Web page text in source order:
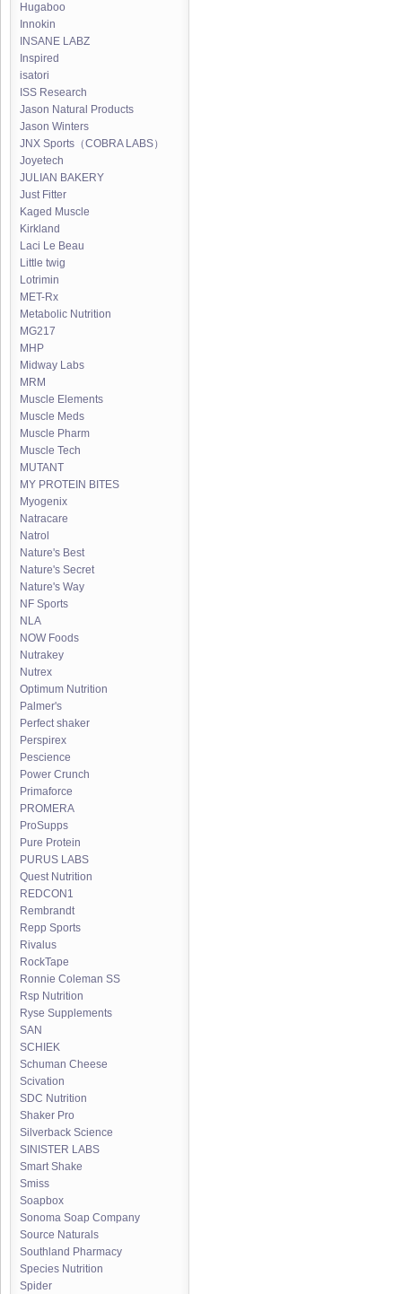
Hugaboo
Innokin
INSANE LABZ
Inspired
isatori
ISS Research
Jason Natural Products
Jason Winters
JNX Sports（COBRA LABS）
Joyetech
JULIAN BAKERY
Just Fitter
Kaged Muscle
Kirkland
Laci Le Beau
Little twig
Lotrimin
MET-Rx
Metabolic Nutrition
MG217
MHP
Midway Labs
MRM
Muscle Elements
Muscle Meds
Muscle Pharm
Muscle Tech
MUTANT
MY PROTEIN BITES
Myogenix
Natracare
Natrol
Nature's Best
Nature's Secret
Nature's Way
NF Sports
NLA
NOW Foods
Nutrakey
Nutrex
Optimum Nutrition
Palmer's
Perfect shaker
Perspirex
Pescience
Power Crunch
Primaforce
PROMERA
ProSupps
Pure Protein
PURUS LABS
Quest Nutrition
REDCON1
Rembrandt
Repp Sports
Rivalus
RockTape
Ronnie Coleman SS
Rsp Nutrition
Ryse Supplements
SAN
SCHIEK
Schuman Cheese
Scivation
SDC Nutrition
Shaker Pro
Silverback Science
SINISTER LABS
Smart Shake
Smiss
Soapbox
Sonoma Soap Company
Source Naturals
Southland Pharmacy
Species Nutrition
Spider